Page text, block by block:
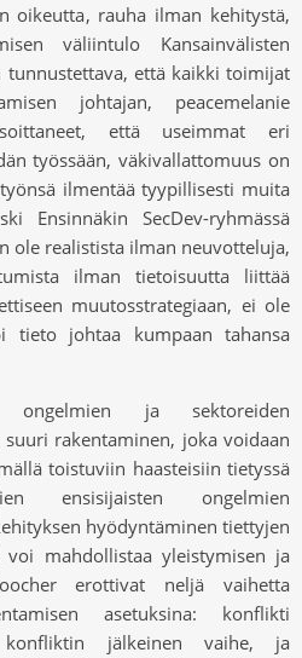
oikeutta, rauha ilman kehitystä,
väliintulo Kansainvälisten
että kaikki toimijat
johtajan, peacemelanie
että useimmat eri
työssään, väkivallattomuus on
ilmentää tyypillisesti muita
Ensinnäkin SecDev-ryhmässä
ole realistista ilman neuvotteluja,
ilman tietoisuutta liittää
muutosstrategiaan, ei ole
tieto johtaa kumpaan tahansa
ongelmien ja sektoreiden
rakentaminen, joka voidaan
toistuviin haasteisiin tietyssä
ensisijaisten ongelmien
hyödyntäminen tiettyjen
voi mahdollistaa yleistymisen ja
erottivat neljä vaihetta
asetuksina: konflikti
konfliktin jälkeinen vaihe, ja